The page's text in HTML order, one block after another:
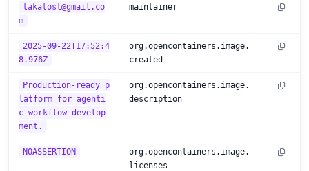
takatost@gmail.co
m
maintainer
2025-09-22T17:52:4
8.976Z
org.opencontainers.image.
created
Production-ready p
latform for agenti
c workflow develop
ment.
org.opencontainers.image.
description
NOASSERTION
org.opencontainers.image.
licenses